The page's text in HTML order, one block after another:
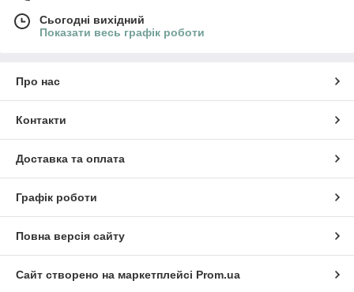
Разрешите сайту atributlux.com.ua
Сьогодні вихідний
Показати весь графік роботи
Про нас
Контакти
Доставка та оплата
Графік роботи
Повна версія сайту
Сайт створено на маркетплейсі Prom.ua